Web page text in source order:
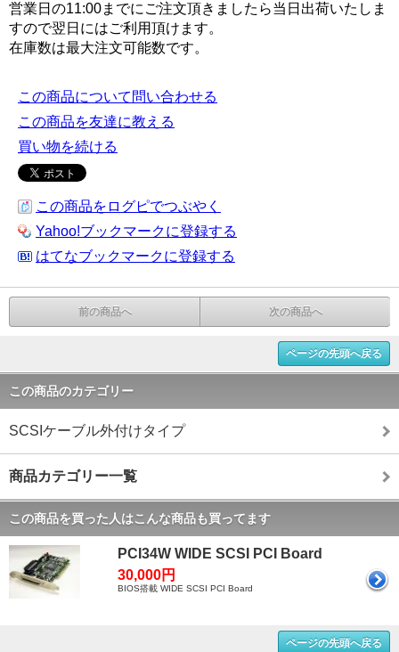
営業日の11:00までにご注文頂きましたら当日出荷いたしま
すので翌日にはご利用頂けます。
在庫数は最大注文可能数です。
この商品について問い合わせる
この商品を友達に教える
買い物を続ける
この商品をログピでつぶやく
Yahoo!ブックマークに登録する
はてなブックマークに登録する
前の商品へ 次の商品へ
ページの先頭へ戻る
この商品のカテゴリー
SCSIケーブル外付けタイプ
商品カテゴリー一覧
この商品を買った人はこんな商品も買ってます
PCI34W WIDE SCSI PCI Board
30,000円
BIOS搭載 WIDE SCSI PCI Board
ページの先頭へ戻る